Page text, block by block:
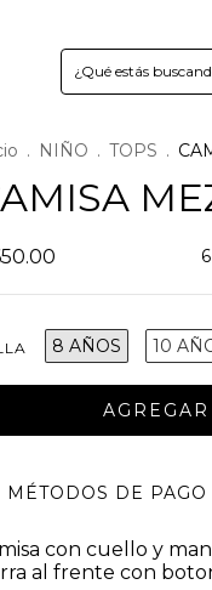
. NIÑO . TOPS .
6
8 AÑOS 10
MÉTODOS DE PAGO
con cuello y
al frente con